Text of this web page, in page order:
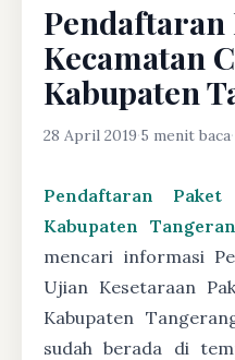
Pendaftaran
Kecamatan
Kabupaten
28 April 2019·5 menit baca·
Pendaftaran
Kabupaten
mencari informasi
Ujian Kesetaraan
Kabupaten
sudah berada di